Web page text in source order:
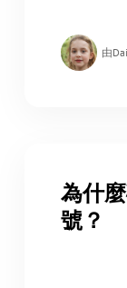
由
為什
號？